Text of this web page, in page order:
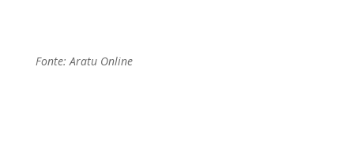
Fonte: Aratu Online